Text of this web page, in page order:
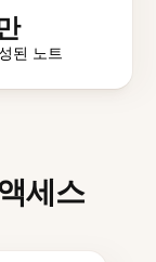
된 노트
세스